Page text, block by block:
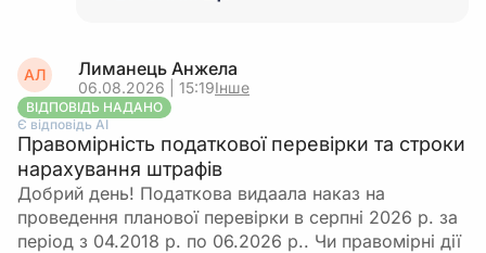
АЛ Лиманець Анжела
06.08.2026 | 15:19Інше
ВІДПОВІДЬ НАДАНО
Є відповідь АІ
Правомірність податкової перевірки та строки
нарахування штрафів
Добрий день! Податкова видаала наказ на
проведення планової перевірки в серпні 2026 р. за
період з 04.2018 р. по 06.2026 р.. Чи правомірні дії